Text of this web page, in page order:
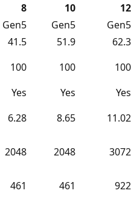
8 10
12
Gen5 Gen5
Gen5
41.5 51.9
62.3
100 100
100
Yes Yes
Yes
6.28 8.65
11.02
2048 2048
3072
461 461 922